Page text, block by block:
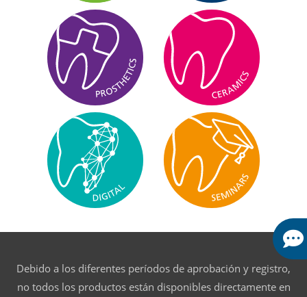
Debido a los diferentes períodos de aprobación y registro,
no todos los productos están disponibles directamente en